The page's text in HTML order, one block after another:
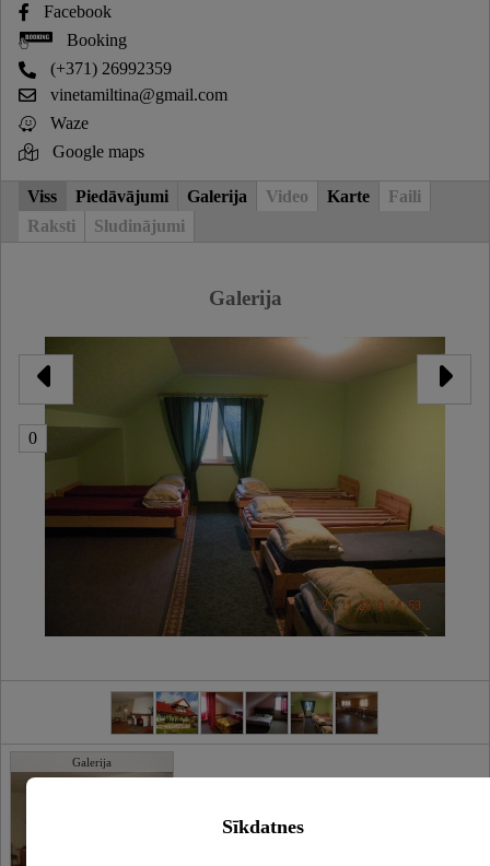
Facebook
Booking
(+371) 26992359
vinetamiltina@gmail.com
Waze
Google maps
Viss Piedāvājumi Galerija Video Karte
Faili
Raksti
Sludinājumi
Galerija
0
Galerija
Sīkdatnes